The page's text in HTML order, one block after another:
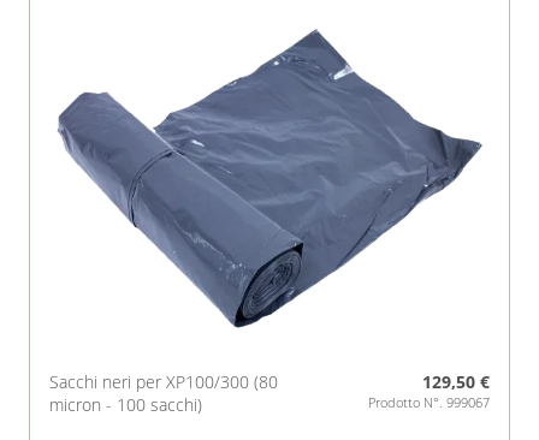
Sacchi neri per XP100/300 (80
micron - 100 sacchi)
129,50 €
Prodotto N°. 999067